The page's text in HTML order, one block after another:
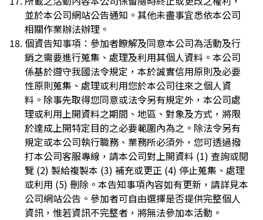
並於本公司網站公告通知。其他未盡事宜悉依本公司
相關作業辦法辦理。
個資告知事項：參加者瞭解及同意本公司為活動及行
銷之需要進行蒐集、處理及利用其個人資料。本公司
係基於遵守我國法令規定，本於誠實信用原則及必要
性原則蒐集、處理或利用您於本公司往來之個人資
料。除事先取得您同意或法令另有規定外，本公司處
理或利用上開資料之期間、地區、對象及方式，將限
於達成上開特定目的之必要範圍內為之。除法令另有
規定或本公司執行職務、業務所必須外，您可透過撥
打本公司客服專線，請本公司對上開資料 (1) 查詢或閱
覽 (2) 製給複製本 (3) 補充或更正 (4) 停止蒐集、處理
或利用 (5) 刪除。本告知事項內容如有更新，請詳見本
公司網站公告。參加者可自由選擇是否提供完整個人
資訊，惟若資訊不完整者，將無法參加本活動。